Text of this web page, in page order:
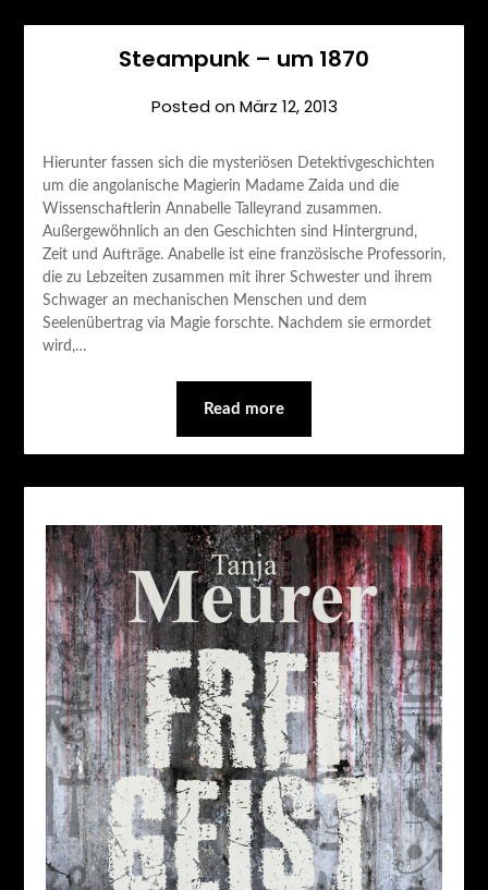
Steampunk – um 1870
Posted onMärz 12, 2013
Hierunter fassen sich die mysteriösen Detektivgeschichten
um die angolanische Magierin Madame Zaida und die
Wissenschaftlerin Annabelle Talleyrand zusammen.
Außergewöhnlich an den Geschichten sind Hintergrund,
Zeit und Aufträge. Anabelle ist eine französische Professorin,
die zu Lebzeiten zusammen mit ihrer Schwester und ihrem
Schwager an mechanischen Menschen und dem
Seelenübertrag via Magie forschte. Nachdem sie ermordet
wird,…
Read more